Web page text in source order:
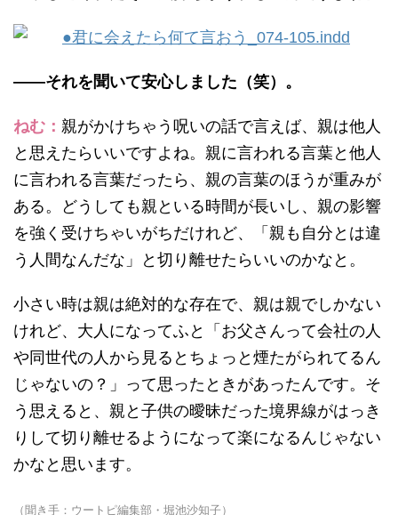
——それを聞いて安心しました（笑）。
ねむ： 親がかけちゃう呪いの話で言えば、親は他人
と思えたらいいですよね。親に言われる言葉と他人
に言われる言葉だったら、親の言葉のほうが重みが
ある。どうしても親といる時間が長いし、親の影響
を強く受けちゃいがちだけれど、「親も自分とは違
う人間なんだな」と切り離せたらいいのかなと。
小さい時は親は絶対的な存在で、親は親でしかない
けれど、大人になってふと「お父さんって会社の人
や同世代の人から見るとちょっと煙たがられてるん
じゃないの？」って思ったときがあったんです。そ
う思えると、親と子供の曖昧だった境界線がはっき
りして切り離せるようになって楽になるんじゃない
かなと思います。
（聞き手：ウートピ編集部・堀池沙知子）